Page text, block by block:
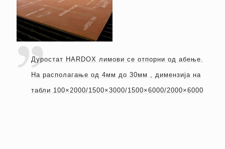
Дуростат HARDOX лимови се отпорни од абење.
На располагање од 4мм до 30мм , димензија на
табли 100×2000/1500×3000/1500×6000/2000×6000